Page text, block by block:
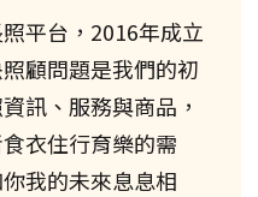
平台，2016年成立
顧問題是我們的初
訊、服務與商品，
衣住行育樂的需
我的未來息息相